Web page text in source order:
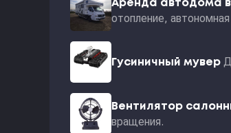
Аренда автодома
отопление,
Гусиничный мувер
Вентилятор
вращения.